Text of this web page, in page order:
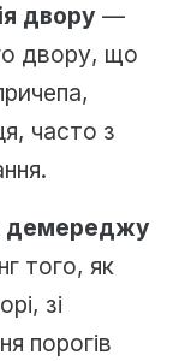
двору —
двору, що
часто з
демереджу
того, як
зі
порогів